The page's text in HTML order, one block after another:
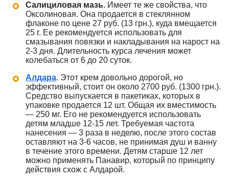
Салициловая мазь. Имеет те же свойства, что
Оксолиновая. Она продается в стеклянном
флаконе по цене 27 руб. (13 грн.), куда вмещается
25 г. Ее рекомендуется использовать для
смазывания повязки и накладывания на нарост на
2-3 дня. Длительность курса лечения может
колебаться от 6 до 20 суток.
Алдара. Этот крем довольно дорогой, но
эффективный, стоит он около 2700 руб. (1300 грн.).
Средство выпускается в пакетиках, которых в
упаковке продается 12 шт. Общая их вместимость
— 250 мг. Его не рекомендуется использовать
детям младше 12-15 лет. Требуемая частота
нанесения — 3 раза в неделю, после этого состав
оставляют на 3-6 часов, не принимая душ и ванну
в течение этого времени. Детям старше 12 лет
можно применять Панавир, который по принципу
действия схож с Алдарой.